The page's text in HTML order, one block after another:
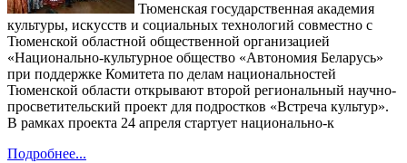
Тюменская государственная академия
культуры, искусств и социальных технологий совместно с
Тюменской областной общественной организацией
«Национально-культурное общество «Автономия Беларусь»
при поддержке Комитета по делам национальностей
Тюменской области открывают второй региональный научно-
просветительский проект для подростков «Встреча культур».
В рамках проекта 24 апреля стартует национально-к
Подробнее...